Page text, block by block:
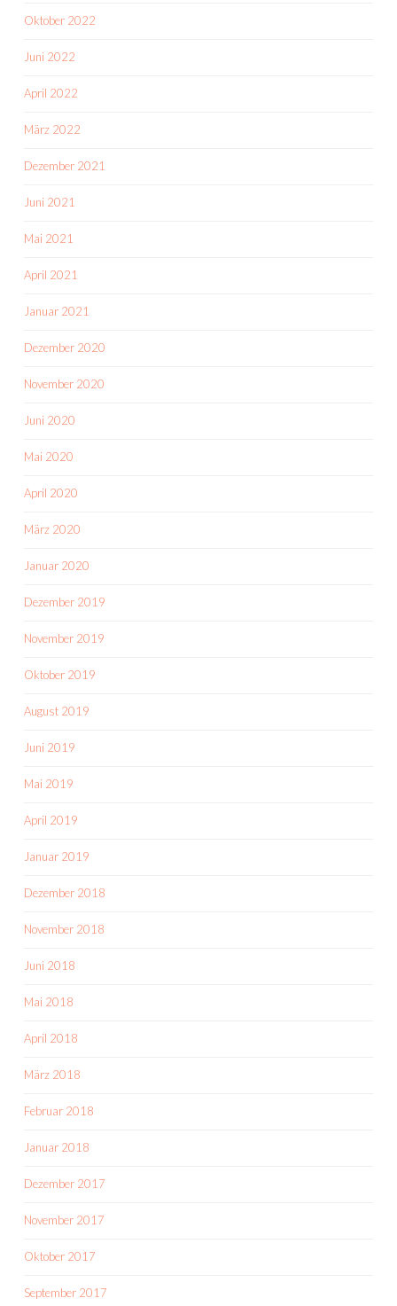
Oktober 2022
Juni 2022
April 2022
März 2022
Dezember 2021
Juni 2021
Mai 2021
April 2021
Januar 2021
Dezember 2020
November 2020
Juni 2020
Mai 2020
April 2020
März 2020
Januar 2020
Dezember 2019
November 2019
Oktober 2019
August 2019
Juni 2019
Mai 2019
April 2019
Januar 2019
Dezember 2018
November 2018
Juni 2018
Mai 2018
April 2018
März 2018
Februar 2018
Januar 2018
Dezember 2017
November 2017
Oktober 2017
September 2017